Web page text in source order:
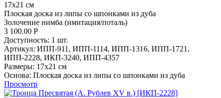
17х21 см
Плоская доска из липы со шпонками из дуба
Золочение нимба (имитация/поталь)
3 100.00 Р
Доступность: 1 шт.
Артикул: ИПП-911, ИПП-1114, ИПП-1316, ИПП-1721,
ИПП-2228, ИКП-3240, ИПП-4357
Размеры: 17х21 см
Основа: Плоская доска из липы со шпонками из дуба
Просмотр